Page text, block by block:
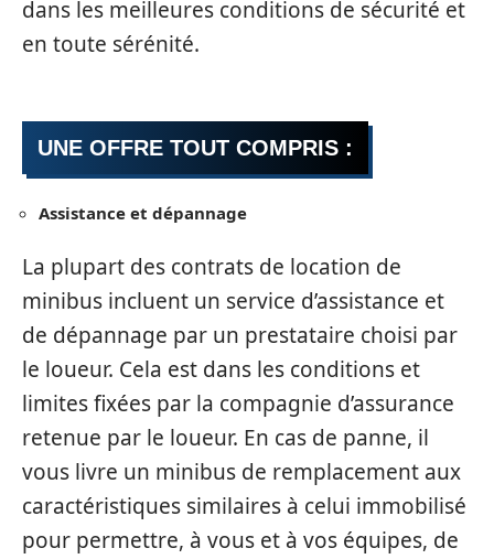
dans les meilleures conditions de sécurité et
en toute sérénité.
UNE OFFRE TOUT COMPRIS :
Assistance et dépannage
La plupart des contrats de location de
minibus incluent un service d’assistance et
de dépannage par un prestataire choisi par
le loueur. Cela est dans les conditions et
limites fixées par la compagnie d’assurance
retenue par le loueur. En cas de panne, il
vous livre un minibus de remplacement aux
caractéristiques similaires à celui immobilisé
pour permettre, à vous et à vos équipes, de